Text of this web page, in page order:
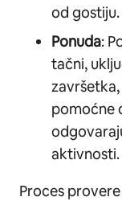
od gostiju.
Ponuda:
tačni,
pomoćne
aktivnosti.
Proces